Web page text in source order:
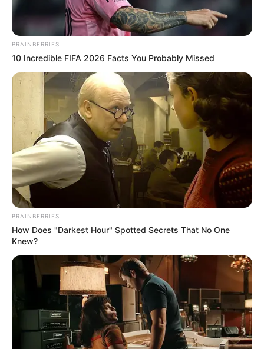
BRAINBERRIES
10 Incredible FIFA 2026 Facts You Probably Missed
BRAINBERRIES
How Does "Darkest Hour" Spotted Secrets That No One
Knew?